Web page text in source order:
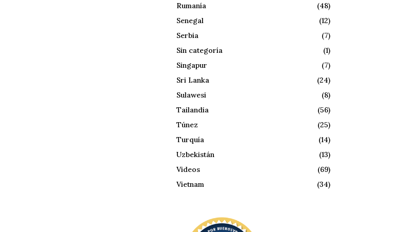
Rumanía
(48)
Senegal
(12)
Serbia
(7)
Sin categoría
(1)
Singapur
(7)
Sri Lanka
(24)
Sulawesi
(8)
Tailandia
(56)
Túnez
(25)
Turquía
(14)
Uzbekistán
(13)
Videos
(69)
Vietnam
(34)